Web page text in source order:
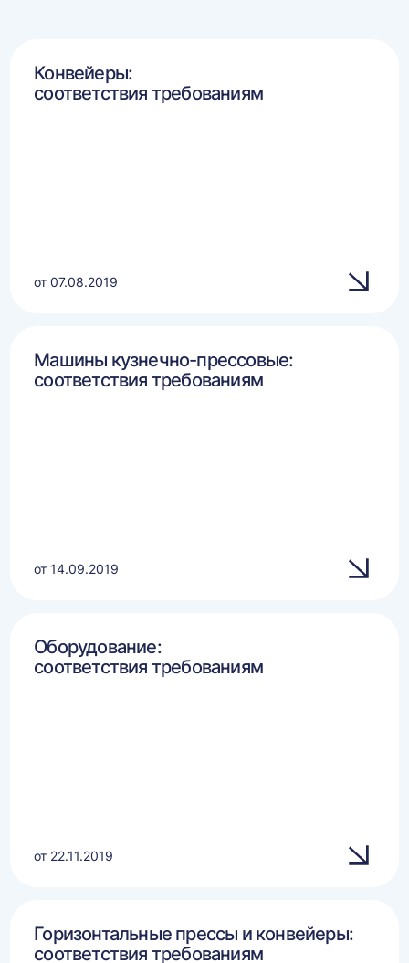
Конвейеры:
соответствия требованиям
от 07.08.2019
Машины кузнечно-прессовые:
соответствия требованиям
от 14.09.2019
Оборудование:
соответствия требованиям
от 22.11.2019
Горизонтальные прессы и конвейеры:
соответствия требованиям